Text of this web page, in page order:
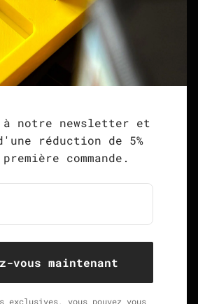
notre newsletter et
réduction de 5%
commande.
vous maintenant
exclusives, vous pouvez vous
de
de
générales de
Allemagne (EUR €) Français